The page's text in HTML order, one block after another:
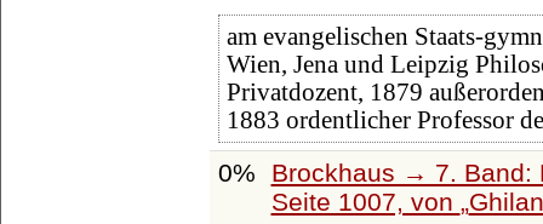
am evangelischen Staats-
Wien, Jena und Leipzig
Privatdozent, 1879
1883 ordentlicher Professor
0%
Brockhaus → 7. Band:
Seite 1007, von Ghilan